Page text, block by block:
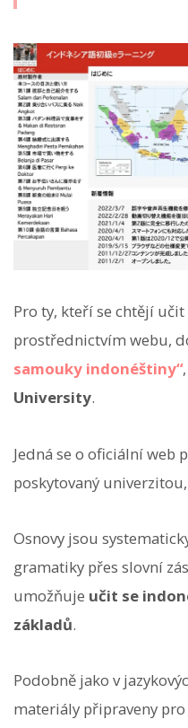
Pro ty, kteří se chtějí
prostřednictvím webu,
samouky indonéštiny“
University.
Jedná se o oficiální web
poskytovaný
Osnovy jsou
gramatiky přes slovní
umožňuje učit se
základů.
Podobně jako v
materiály připraveny